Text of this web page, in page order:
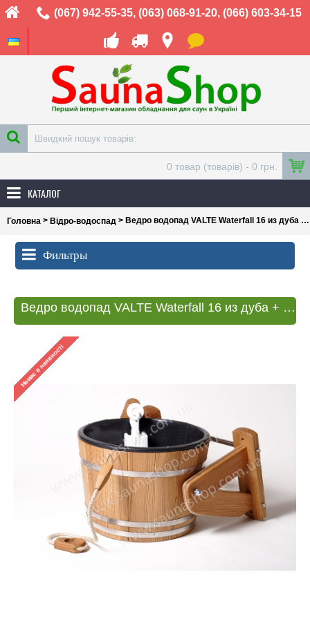
(067) 942-55-35, (063) 068-91-20, (066) 603-34-15
0 товар (товарів) - 0 грн.
КАТАЛОГ
Головна > Відро-водоспад > Ведро водопад VALTE Waterfall 16 из дуба + вставка, 16л
Фильтры
Ведро водопад VALTE Waterfall 16 из дуба + вставка, 16л